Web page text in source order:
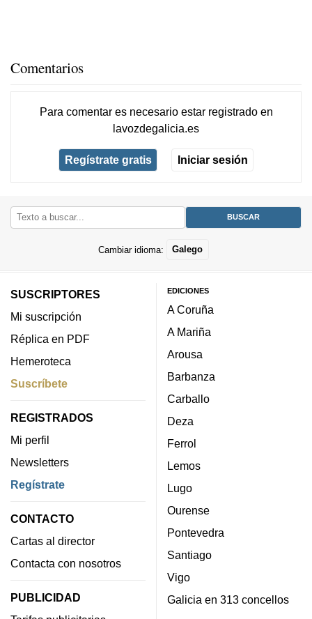
Comentarios
Para comentar es necesario estar registradoen
lavozdegalicia.es
Regístrate gratis Iniciar sesión
Cambiar idioma: Galego
SUSCRIPTORES
Mi suscripción
Réplica en PDF
Hemeroteca
Suscríbete
REGISTRADOS
Mi perfil
Newsletters
Regístrate
CONTACTO
Cartas al director
Contacta con nosotros
PUBLICIDAD
EDICIONES
A Coruña
A Mariña
Arousa
Barbanza
Carballo
Deza
Ferrol
Lemos
Lugo
Ourense
Pontevedra
Santiago
Vigo
Galicia en 313 concellos